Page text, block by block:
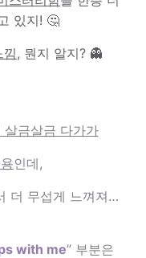
있지! 🤔
, 뭔지 알지? 👻
살금살금 다가가
인데,
더 무섭게 느껴져…
with me” 부분은